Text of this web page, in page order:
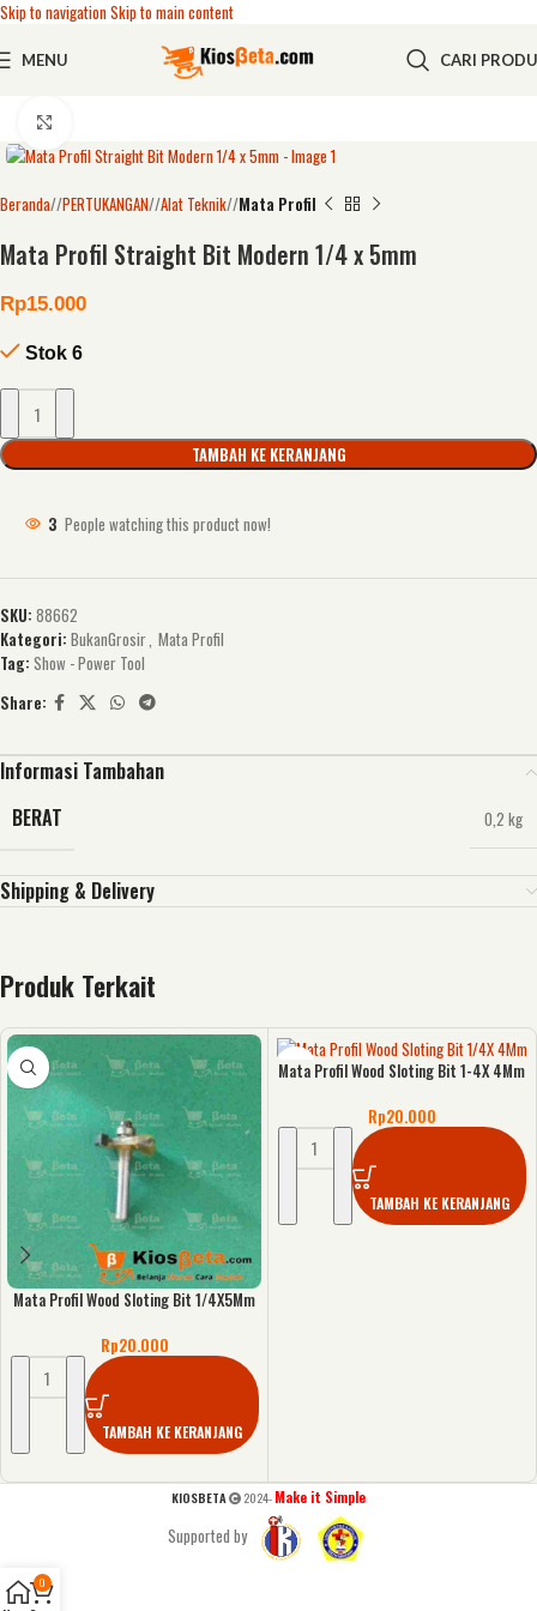
Skip to navigationSkip to main content
MENU CARI
Beranda/ PERTUKANGAN/ Alat Teknik/ Mata Profil
Mata Profil Straight Bit Modern 1/4 x 5mm
Rp15.000
Stok 6
TAMBAH KE KERANJANG
3 People watching this product now!
SKU: 88662
Kategori: BukanGrosir, Mata Profil
Tag: Show - Power Tool
Share:
Informasi Tambahan
BERAT
0,2 kg
Shipping & Delivery
Produk Terkait
Mata Profil Wood Sloting Bit 1/4X5Mm
Rp20.000
TAMBAH KE KERANJANG
Mata Profil Wood Sloting Bit 1-4X 4Mm
Rp20.000
TAMBAH KE KERANJANG
KIOSBETA 2024- Make it Simple
Supported by
0